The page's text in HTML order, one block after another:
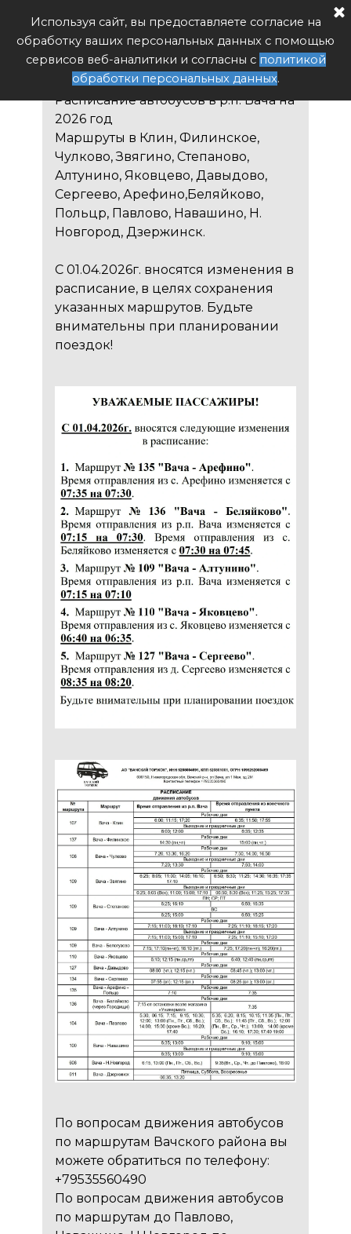
Используя сайт, вы предоставляете согласие на
обработку ваших персональных данных с помощью
сервисов веб-аналитики и согласны с политикой
обработки персональных данных.
Поиск
Вача
Расписание автобусов в р.п. Вача на
2026 год
Маршруты в Клин, Филинское,
Чулково, Звягино, Степаново,
Алтунино, Яковцево, Давыдово,
Сергеево, Арефино,Беляйково,
Польцр, Павлово, Навашино, Н.
Новгород, Дзержинск.
С 01.04.2026г. вносятся изменения в
расписание, в целях сохранения
указанных маршрутов. Будьте
внимательны при планировании
поездок!
По вопросам движения автобусов
по маршрутам Вачского района вы
можете обратиться по телефону:
+79535560490
По вопросам движения автобусов
по маршрутам до Павлово,